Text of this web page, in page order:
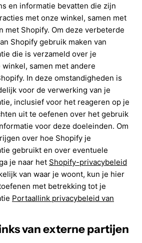
en informatie bevatten die zijn
met onze winkel, samen met
met Shopify. Om deze verbeterde
Shopify gebruik maken van
die is verzameld over je
samen met andere
In deze omstandigheden is
voor de verwerking van je
inclusief voor het reageren op je
uit te oefenen over het gebruik
voor deze doeleinden. Om
over hoe Shopify je
gebruikt en over eventuele
je naar het Shopify-privacybeleid
van waar je woont, kun je hier
met betrekking tot je
Portaallink privacybeleid van
van externe partijen